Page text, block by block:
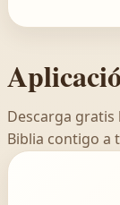
Descarga gratis
Biblia contigo a